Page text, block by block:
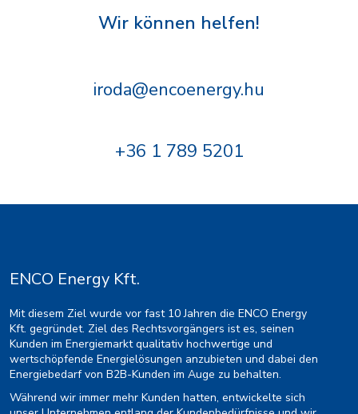
Wir können helfen!
iroda@encoenergy.hu
+36 1 789 5201
ENCO Energy Kft.
Mit diesem Ziel wurde vor fast 10 Jahren die ENCO Energy
Kft. gegründet. Ziel des Rechtsvorgängers ist es, seinen
Kunden im Energiemarkt qualitativ hochwertige und
wertschöpfende Energielösungen anzubieten und dabei den
Energiebedarf von B2B-Kunden im Auge zu behalten.
Während wir immer mehr Kunden hatten, entwickelte sich